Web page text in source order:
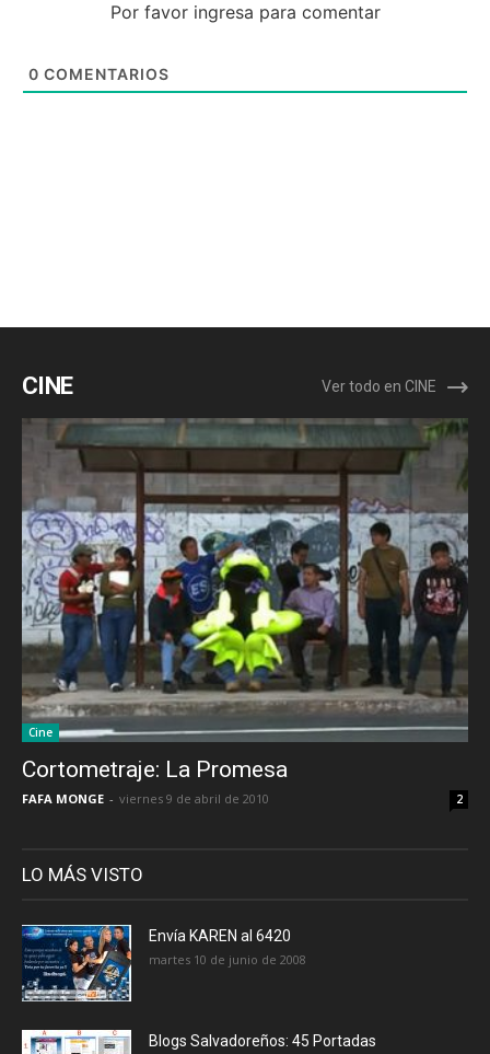
Por favor ingresa para comentar
0 COMENTARIOS
CINE Ver todo en CINE
Cine
Cortometraje: La Promesa
FAFA MONGE - viernes 9 de abril de 2010 2
LO MÁS VISTO
Envía KAREN al 6420
martes 10 de junio de 2008
Blogs Salvadoreños: 45 Portadas